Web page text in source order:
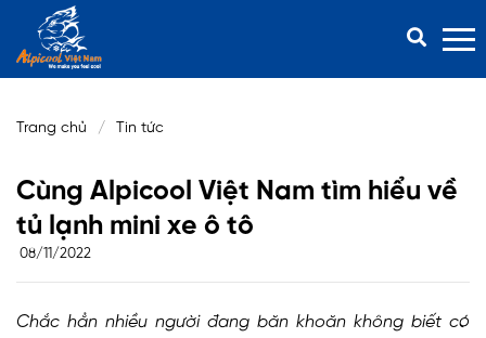
Trang chủ Tin tức
Cùng Alpicool Việt Nam tìm hiểu về
tủ lạnh mini xe ô tô
08/11/2022
Chắc hẳn nhiều người đang băn khoăn không biết có